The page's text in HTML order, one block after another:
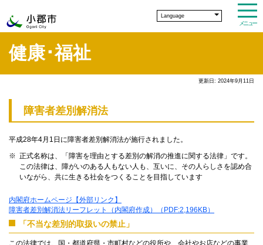
Language
メニュー
健康･福祉
更新日: 2024年9月11日
障害者差別解消法
平成28年4月1日に障害者差別解消法が施行されました。
正式名称は、「障害を理由とする差別の解消の推進に関する法律」です。
この法律は、障がいのある人もない人も、互いに、その人らしさを認め合
いながら、共に生きる社会をつくることを目指しています
内閣府ホームページ【外部リンク】
障害者差別解消法リーフレット（内閣府作成）（PDF:2,196KB）
「不当な差別的取扱いの禁止」
この法律では、国・都道府県・市町村などの役所や、会社やお店などの事業